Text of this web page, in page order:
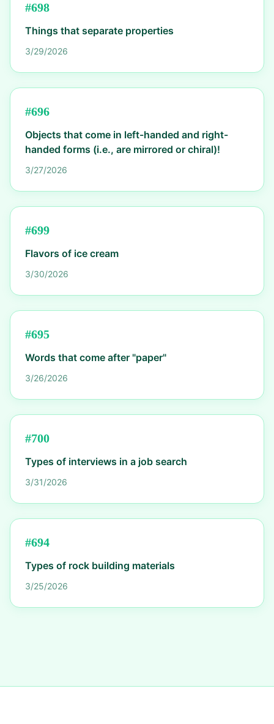
#698
Things that separate properties
3/29/2026
#696
Objects that come in left-handed and right-
handed forms (i.e., are mirrored or chiral)!
3/27/2026
#699
Flavors of ice cream
3/30/2026
#695
Words that come after "paper"
3/26/2026
#700
Types of interviews in a job search
3/31/2026
#694
Types of rock building materials
3/25/2026